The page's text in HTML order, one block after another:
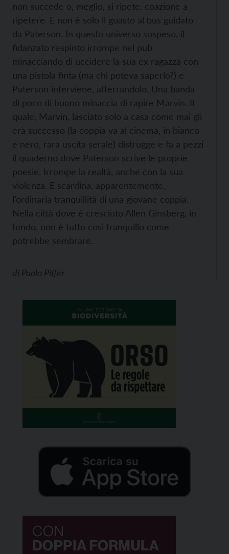
non succede o, meglio, si ripete, coazione a
ripetere. E non è solo il guasto al bus guidato
da Paterson. In questo universo sospeso, il
fidanzato respinto irrompe nel pub
minacciando di uccidere la sua ex ragazza con
una pistola finta (ma chi poteva saperlo?) e
Paterson interviene, atterrandolo. Una banda
di poco di buono minaccia di rapire Marvin. Il
quale, Marvin, lasciato solo a casa come mai gli
era successo (la coppia va al cinema, in bianco
e nero, rara uscita serale) distrugge e fa a pezzi
il quaderno dove Paterson scrive le proprie
poesie. Irrompe la realtà, anche con la sua
violenza. E scardina, apparentemente,
l’ordinaria tranquillità di una giovane coppia.
Nella città dove è cresciuto Allen Ginsberg, in
fondo, non è tutto così tranquillo come
potrebbe sembrare.
di Paolo Piffer